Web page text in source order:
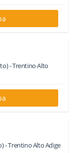
-Trentino Alto
-Trentino Alto Adige